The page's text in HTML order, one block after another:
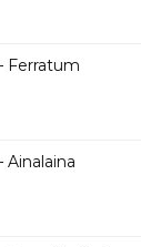
Ferratum
Ainalaina